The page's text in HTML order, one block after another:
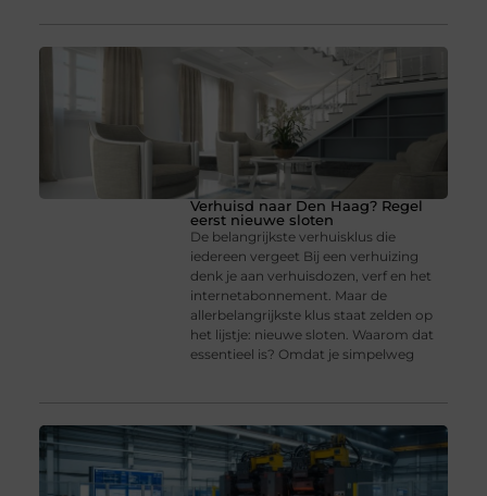
Verhuisd naar Den Haag? Regel
eerst nieuwe sloten
De belangrijkste verhuisklus die
iedereen vergeet Bij een verhuizing
denk je aan verhuisdozen, verf en het
internetabonnement. Maar de
allerbelangrijkste klus staat zelden op
het lijstje: nieuwe sloten. Waarom dat
essentieel is? Omdat je simpelweg